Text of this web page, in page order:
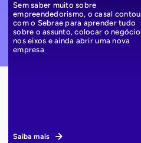
Sem saber muito sobre
empreendedorismo, o casal contou
com o Sebrae para aprender tudo
sobre o assunto, colocar o negócio
nos eixos e ainda abrir uma nova
empresa
Saiba mais